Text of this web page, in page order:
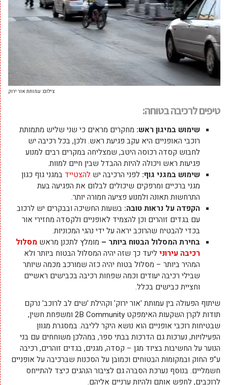
צילום: עמותת אור ירוק
טיפים לרכיבה בטוחה:
שימוש במיגון ראש: מחקרים מראים כי שני שליש מתמותת
רוכבי האופניים היא עקב פגיעת ראש. ולכן, בכל רכיבה יש
לחבוש קסדה רכוסה היטב, שמצליחה במקרים רבים למנוע
פגיעות ראש ויכולה להיות ההבדל שבין חיים למוות.
שימוש במגני גוף: לפני הרכיבה יש להצטייד במגני גוף כגון
מגני ברכיים ומרפקים שיכולים לבלום את הפגיעה בעת
התרחשות תאונה ולמנוע פציעה חמורה יותר.
הקפדה על נראות טובה: בשעות החשיכה ובבקרים יש לרכוב
עם בגדים זוהרים וכן להצמיד לאופניים ולקסדה מחזירי אור
בכדי להבטיח שהרוכב יראה על ידי נהגי המכוניות.
בחירת המסלול הבטוח ביותר – מומלץ לתכנן מראש מסלול
רכיבה עירוניליעד כך שזה יהיה המסלול הבטוח ביותר ולא
המהיר ביותר – מסלול בטוח יהיה כזה שמורכב מכמה שיותר
שבילי רכיבה יעודים וכמה שפחות רכיבה בכבישים ראשיים
וחציית כבישים בכלל.
שיתוף הפעולה בין עמותת 'אור ירוק' וקהילת 'שים לב לרוכב' נרקם
תודות לקרן השקעות האימפקט 2B Community ומשפחת חשין,
שבטיחות רוכבי אופניים הוא נושא היקר לליבה. במסגרת מגוון
הפעילויות, נערכות גם הדרכות בבתי ספר, במהלכן משוחחים עם בני
הנוער על החשיבות בציוד מגן – קסדה, מגנים, בגדים זוהרים, רכיבה
ע"פ החוק ובמקומות הבטוחים וכמובן על הסכנות שברכיבה על אופניים
חשמליים. בנוסף נערכת הסברה גם לציבור הנהגים כיצד להתייחס
לרוכבים, לחפש אותם ולהיות ערניים אליהם.